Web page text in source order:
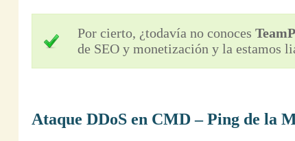
Por cierto, ¿todavía no conoces
de SEO y monetización y la estamos
Ataque DDoS en CMD – Ping de la